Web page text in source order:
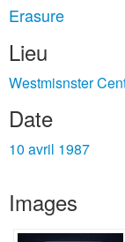
Erasure
Lieu
Westmisnster
Date
10 avril 1987
Images